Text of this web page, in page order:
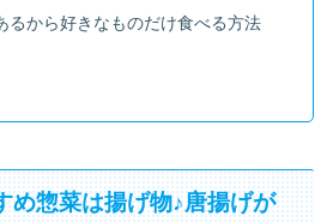
るから好きなものだけ食べる方法
め惣菜は揚げ物♪唐揚げが